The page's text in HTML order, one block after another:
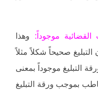
وهذا
صحيحاً شكلاً مثلاً
التبليغ موجوداً بمعنى
بموجب ورقة التبليغ